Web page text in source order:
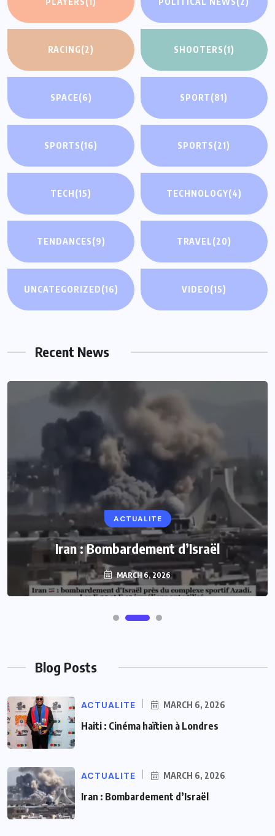
RACING(2) SHOOTERS(1)
SPACE(6) SPORT(81)
SPORTS(16) SPORTS(21)
TECH(15) TECHNOLOGY(4)
TENDANCES(9) TRAVEL(20)
UNCATEGORIZED(16) VIDEO(15)
Recent News
ACTUALITE
Iran : Bombardement d’Israël
MARCH 6, 2026
Blog Posts
ACTUALITE MARCH 6, 2026
Haiti : Cinéma haïtien à Londres
ACTUALITE MARCH 6, 2026
Iran : Bombardement d’Israël